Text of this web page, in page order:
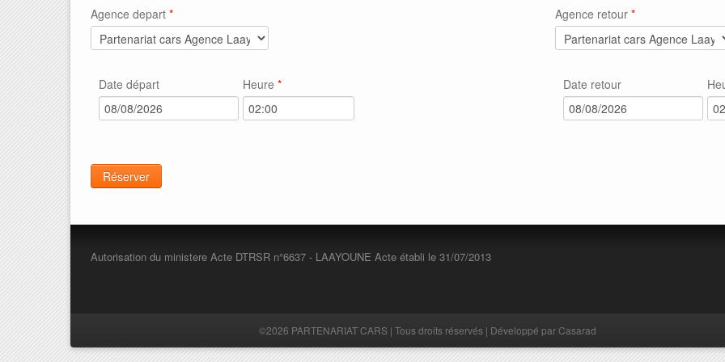
Agence depart *
Date départ Heure *
Agence retour*
Date retour
Vertical Tabs
Autorisation du ministere Acte DTRSR n°6637 - LAAYOUNE Acte établi le 31/07/2013
©2026 PARTENARIAT CARS | Tous droits réservés | Développé parCasarad